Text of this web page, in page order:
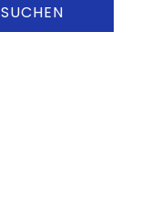
SUCHEN